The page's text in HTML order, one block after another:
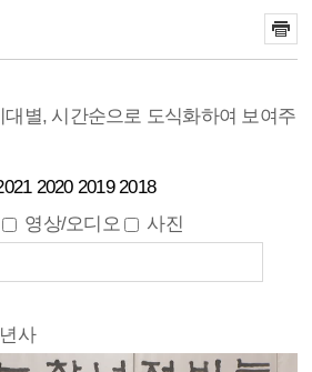
별, 시간순으로 도식화하여 보여주
2020 2019 2018
영상/오디오 사진
사